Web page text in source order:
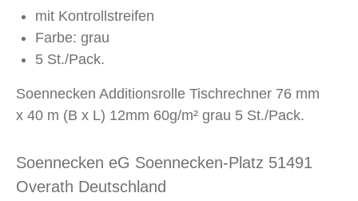
mit Kontrollstreifen
Farbe: grau
5 St./Pack.
Soennecken Additionsrolle Tischrechner 76 mm
x 40 m (B x L) 12mm 60g/m² grau 5 St./Pack.
Soennecken eG Soennecken-Platz 51491
Overath Deutschland